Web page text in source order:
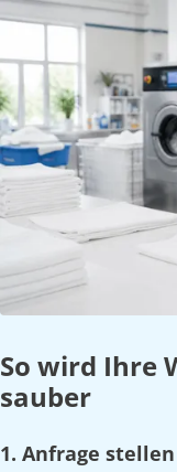
So wird Ihre
sauber
1. Anfrage stellen